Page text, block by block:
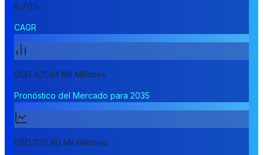
6,70%
CAGR
USD 421,94 Mil Millones
Pronóstico del Mercado para 2035
USD 220,60 Mil Millones